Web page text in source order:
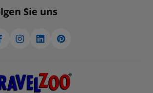
Sie uns